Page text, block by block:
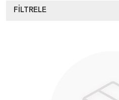
FILTRELE